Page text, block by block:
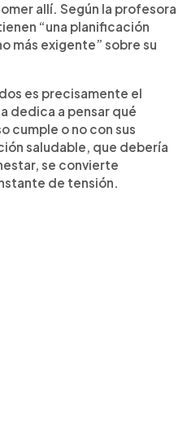
allí. Según la profesora
“una planificación
más exigente” sobre su
es precisamente el
dedica a pensar qué
cumple o no con sus
saludable, que debería
se convierte
de tensión.